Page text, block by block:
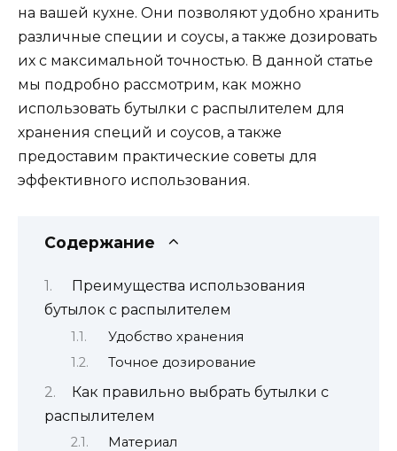
на вашей кухне. Они позволяют удобно хранить
различные специи и соусы, а также дозировать
их с максимальной точностью. В данной статье
мы подробно рассмотрим, как можно
использовать бутылки с распылителем для
хранения специй и соусов, а также
предоставим практические советы для
эффективного использования.
Содержание
Преимущества использования
бутылок с распылителем
Удобство хранения
Точное дозирование
Как правильно выбрать бутылки с
распылителем
Материал